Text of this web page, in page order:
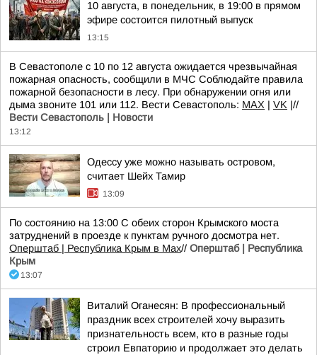
10 августа, в понедельник, в 19:00 в прямом
эфире состоится пилотный выпуск
13:15
В Севастополе с 10 по 12 августа ожидается чрезвычайная
пожарная опасность, сообщили в МЧС Соблюдайте правила
пожарной безопасности в лесу. При обнаружении огня или
дыма звоните 101 или 112. Вести Севастополь: MAX | VK |//
Вести Севастополь | Новости
13:12
Одессу уже можно называть островом,
считает Шейх Тамир
13:09
По состоянию на 13:00 С обеих сторон Крымского моста
затруднений в проезде к пунктам ручного досмотра нет.
Оперштаб | Республика Крым в Мax// Оперштаб | Республика
Крым
13:07
Виталий Оганесян: В профессиональный
праздник всех строителей хочу выразить
признательность всем, кто в разные годы
строил Евпаторию и продолжает это делать